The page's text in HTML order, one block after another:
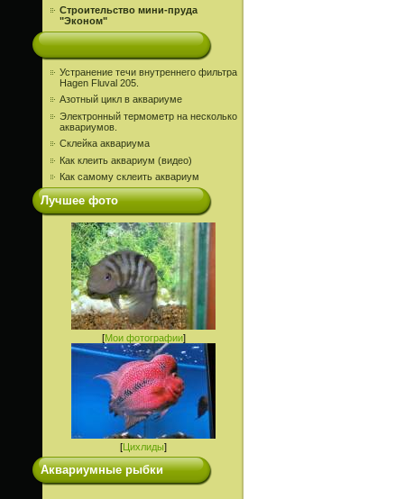
Строительство мини-пруда
"Эконом"
Устранение течи внутреннего фильтра
Hagen Fluval 205.
Азотный цикл в аквариуме
Электронный термометр на несколько
аквариумов.
Склейка аквариума
Как клеить аквариум (видео)
Как самому склеить аквариум
Лучшее фото
[Мои фотографии]
[Цихлиды]
Аквариумные рыбки